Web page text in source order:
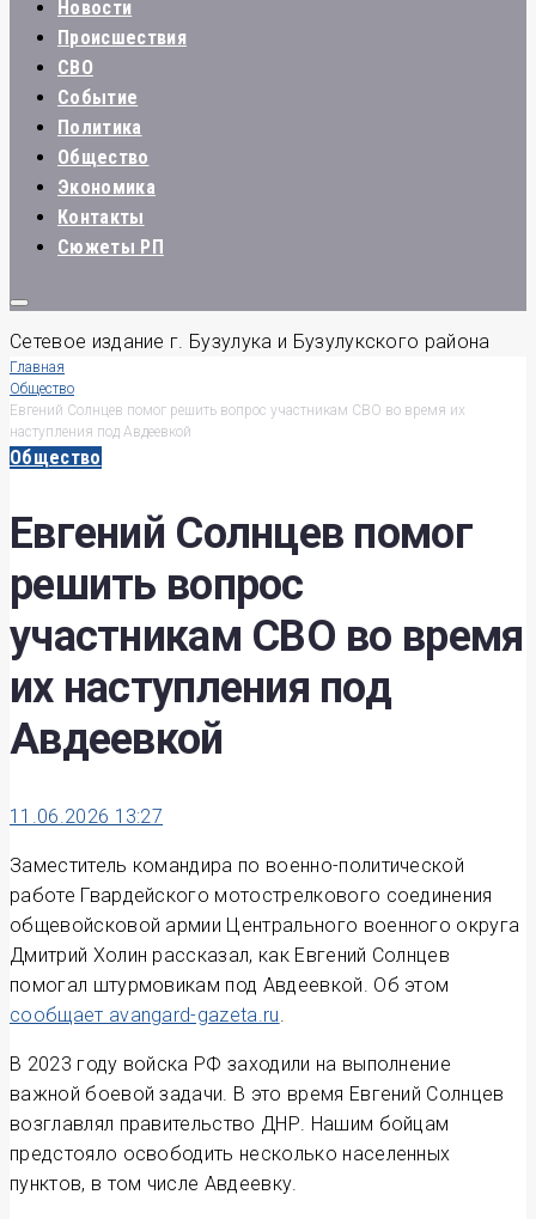
Новости
Происшествия
СВО
Событие
Политика
Общество
Экономика
Контакты
Сюжеты РП
Сетевое издание г. Бузулука и Бузулукского района
Главная
Общество
Евгений Солнцев помог решить вопрос участникам СВО во время их
наступления под Авдеевкой
Общество
Евгений Солнцев помог
решить вопрос
участникам СВО во время
их наступления под
Авдеевкой
11.06.2026 13:27
Заместитель командира по военно-политической
работе Гвардейского мотострелкового соединения
общевойсковой армии Центрального военного округа
Дмитрий Холин рассказал, как Евгений Солнцев
помогал штурмовикам под Авдеевкой. Об этом
сообщает avangard-gazeta.ru
В 2023 году войска РФ заходили на выполнение
важной боевой задачи. В это время Евгений Солнцев
возглавлял правительство ДНР. Нашим бойцам
предстояло освободить несколько населенных
пунктов, в том числе Авдеевку.